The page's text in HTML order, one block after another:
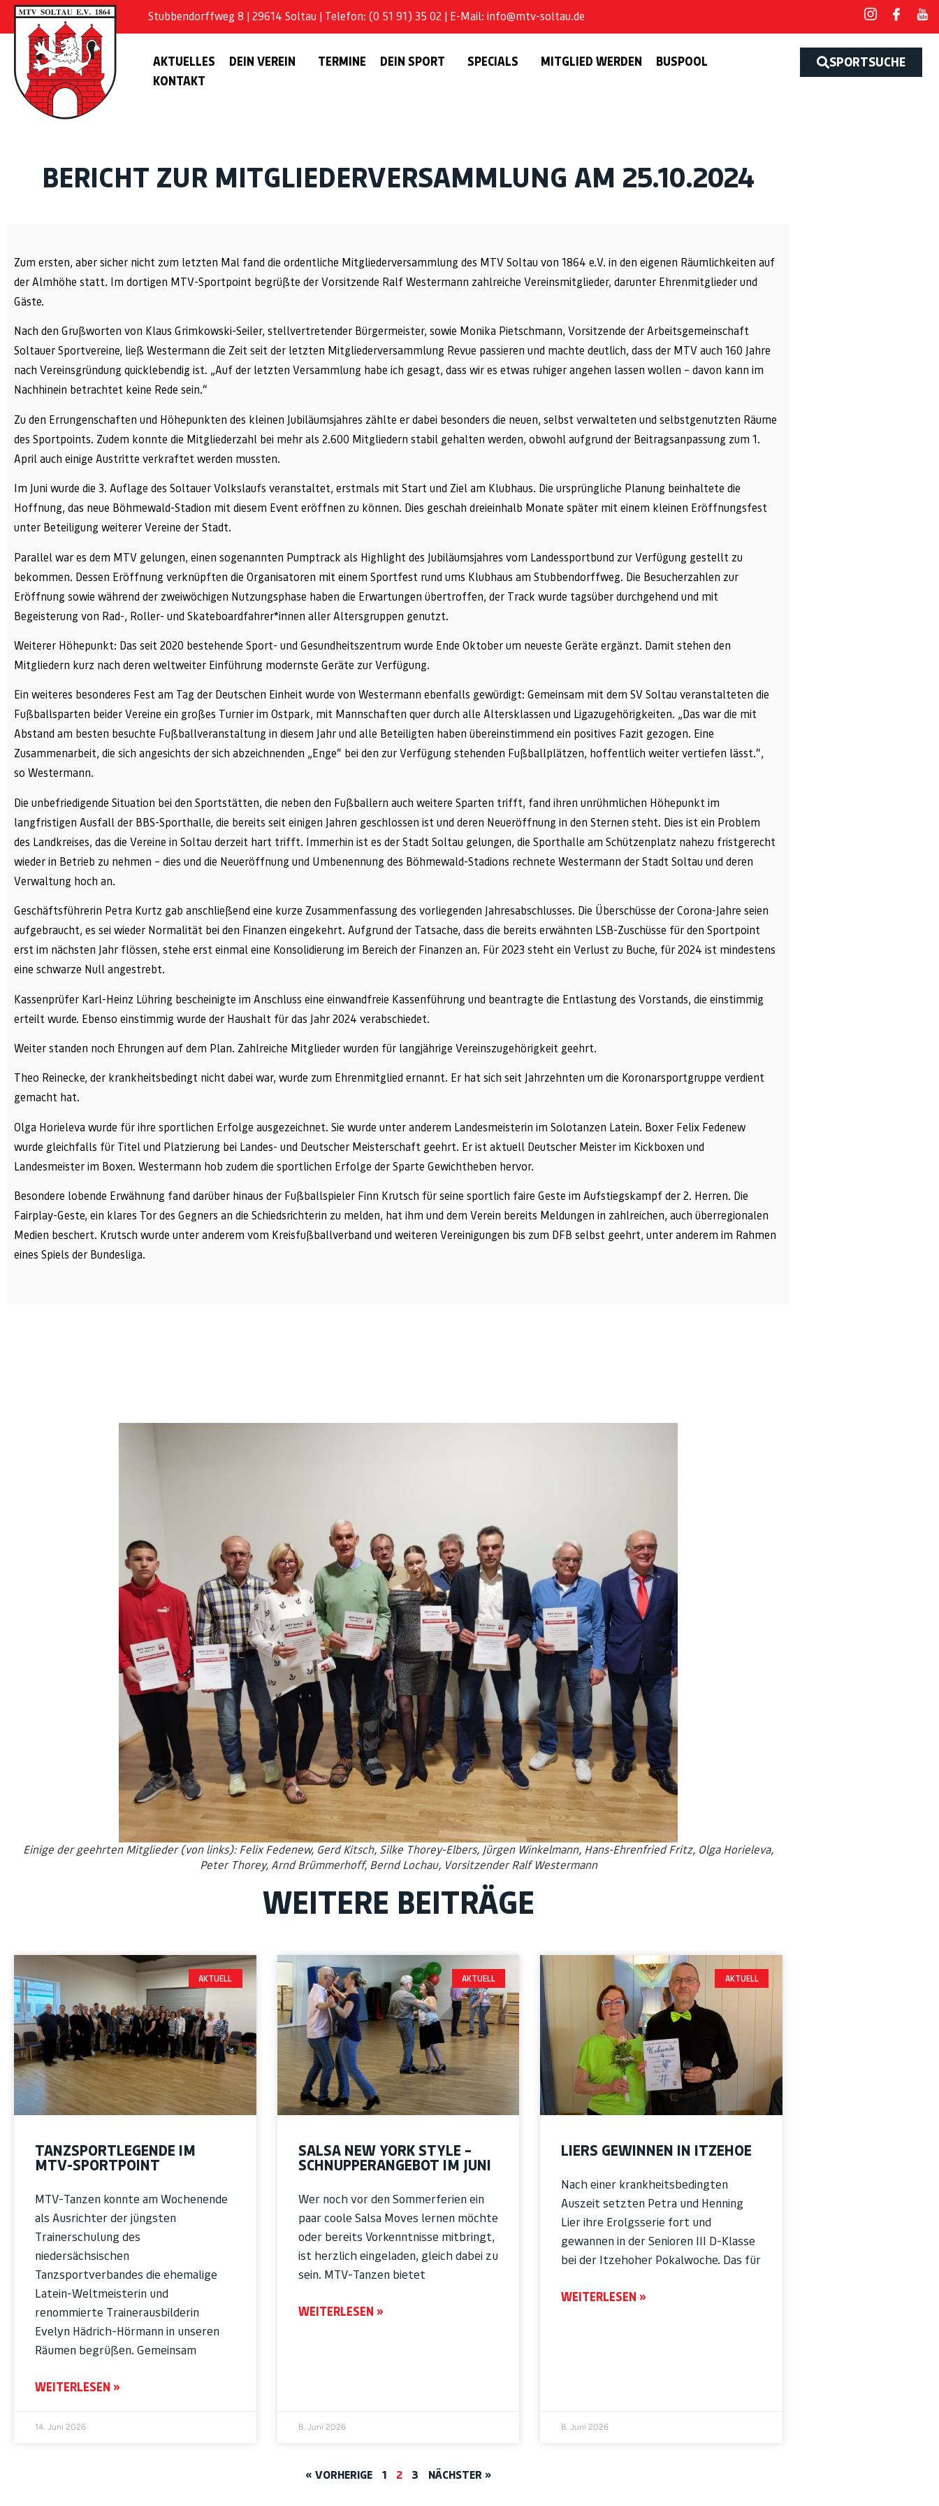
Stubbendorffweg 8 | 29614 Soltau | Telefon: (0 51 91) 35 02 | E-Mail: info@mtv-soltau.de
AKTUELLES DEIN VEREIN TERMINE DEIN SPORT SPECIALS MITGLIED WERDEN
BUSPOOL
KONTAKT
SPORTSUCHE
BERICHT ZUR MITGLIEDERVERSAMMLUNG AM 25.10.2024
Zum ersten, aber sicher nicht zum letzten Mal fand die ordentliche Mitgliederversammlung des MTV Soltau von 1864 e.V. in den eigenen Räumlichkeiten auf
der Almhöhe statt. Im dortigen MTV-Sportpoint begrüßte der Vorsitzende Ralf Westermann zahlreiche Vereinsmitglieder, darunter Ehrenmitglieder und
Gäste.
Nach den Grußworten von Klaus Grimkowski-Seiler, stellvertretender Bürgermeister, sowie Monika Pietschmann, Vorsitzende der Arbeitsgemeinschaft
Soltauer Sportvereine, ließ Westermann die Zeit seit der letzten Mitgliederversammlung Revue passieren und machte deutlich, dass der MTV auch 160 Jahre
nach Vereinsgründung quicklebendig ist. „Auf der letzten Versammlung habe ich gesagt, dass wir es etwas ruhiger angehen lassen wollen – davon kann im
Nachhinein betrachtet keine Rede sein.“
Zu den Errungenschaften und Höhepunkten des kleinen Jubiläumsjahres zählte er dabei besonders die neuen, selbst verwalteten und selbstgenutzten Räume
des Sportpoints. Zudem konnte die Mitgliederzahl bei mehr als 2.600 Mitgliedern stabil gehalten werden, obwohl aufgrund der Beitragsanpassung zum 1.
April auch einige Austritte verkraftet werden mussten.
Im Juni wurde die 3. Auflage des Soltauer Volkslaufs veranstaltet, erstmals mit Start und Ziel am Klubhaus. Die ursprüngliche Planung beinhaltete die
Hoffnung, das neue Böhmewald-Stadion mit diesem Event eröffnen zu können. Dies geschah dreieinhalb Monate später mit einem kleinen Eröffnungsfest
unter Beteiligung weiterer Vereine der Stadt.
Parallel war es dem MTV gelungen, einen sogenannten Pumptrack als Highlight des Jubiläumsjahres vom Landessportbund zur Verfügung gestellt zu
bekommen. Dessen Eröffnung verknüpften die Organisatoren mit einem Sportfest rund ums Klubhaus am Stubbendorffweg. Die Besucherzahlen zur
Eröffnung sowie während der zweiwöchigen Nutzungsphase haben die Erwartungen übertroffen, der Track wurde tagsüber durchgehend und mit
Begeisterung von Rad-, Roller- und Skateboardfahrer*innen aller Altersgruppen genutzt.
Weiterer Höhepunkt: Das seit 2020 bestehende Sport- und Gesundheitszentrum wurde Ende Oktober um neueste Geräte ergänzt. Damit stehen den
Mitgliedern kurz nach deren weltweiter Einführung modernste Geräte zur Verfügung.
Ein weiteres besonderes Fest am Tag der Deutschen Einheit wurde von Westermann ebenfalls gewürdigt: Gemeinsam mit dem SV Soltau veranstalteten die
Fußballsparten beider Vereine ein großes Turnier im Ostpark, mit Mannschaften quer durch alle Altersklassen und Ligazugehörigkeiten. „Das war die mit
Abstand am besten besuchte Fußballveranstaltung in diesem Jahr und alle Beteiligten haben übereinstimmend ein positives Fazit gezogen. Eine
Zusammenarbeit, die sich angesichts der sich abzeichnenden „Enge“ bei den zur Verfügung stehenden Fußballplätzen, hoffentlich weiter vertiefen lässt.“,
so Westermann.
Die unbefriedigende Situation bei den Sportstätten, die neben den Fußballern auch weitere Sparten trifft, fand ihren unrühmlichen Höhepunkt im
langfristigen Ausfall der BBS-Sporthalle, die bereits seit einigen Jahren geschlossen ist und deren Neueröffnung in den Sternen steht. Dies ist ein Problem
des Landkreises, das die Vereine in Soltau derzeit hart trifft. Immerhin ist es der Stadt Soltau gelungen, die Sporthalle am Schützenplatz nahezu fristgerecht
wieder in Betrieb zu nehmen – dies und die Neueröffnung und Umbenennung des Böhmewald-Stadions rechnete Westermann der Stadt Soltau und deren
Verwaltung hoch an.
Geschäftsführerin Petra Kurtz gab anschließend eine kurze Zusammenfassung des vorliegenden Jahresabschlusses. Die Überschüsse der Corona-Jahre seien
aufgebraucht, es sei wieder Normalität bei den Finanzen eingekehrt. Aufgrund der Tatsache, dass die bereits erwähnten LSB-Zuschüsse für den Sportpoint
erst im nächsten Jahr flössen, stehe erst einmal eine Konsolidierung im Bereich der Finanzen an. Für 2023 steht ein Verlust zu Buche, für 2024 ist mindestens
eine schwarze Null angestrebt.
Kassenprüfer Karl-Heinz Lühring bescheinigte im Anschluss eine einwandfreie Kassenführung und beantragte die Entlastung des Vorstands, die einstimmig
erteilt wurde. Ebenso einstimmig wurde der Haushalt für das Jahr 2024 verabschiedet.
Weiter standen noch Ehrungen auf dem Plan. Zahlreiche Mitglieder wurden für langjährige Vereinszugehörigkeit geehrt.
Theo Reinecke, der krankheitsbedingt nicht dabei war, wurde zum Ehrenmitglied ernannt. Er hat sich seit Jahrzehnten um die Koronarsportgruppe verdient
gemacht hat.
Olga Horieleva wurde für ihre sportlichen Erfolge ausgezeichnet. Sie wurde unter anderem Landesmeisterin im Solotanzen Latein. Boxer Felix Fedenew
wurde gleichfalls für Titel und Platzierung bei Landes- und Deutscher Meisterschaft geehrt. Er ist aktuell Deutscher Meister im Kickboxen und
Landesmeister im Boxen. Westermann hob zudem die sportlichen Erfolge der Sparte Gewichtheben hervor.
Besondere lobende Erwähnung fand darüber hinaus der Fußballspieler Finn Krutsch für seine sportlich faire Geste im Aufstiegskampf der 2. Herren. Die
Fairplay-Geste, ein klares Tor des Gegners an die Schiedsrichterin zu melden, hat ihm und dem Verein bereits Meldungen in zahlreichen, auch überregionalen
Medien beschert. Krutsch wurde unter anderem vom Kreisfußballverband und weiteren Vereinigungen bis zum DFB selbst geehrt, unter anderem im Rahmen
eines Spiels der Bundesliga.
Einige der geehrten Mitglieder (von links): Felix Fedenew, Gerd Kitsch, Silke Thorey-Elbers, Jürgen Winkelmann, Hans-Ehrenfried Fritz, Olga Horieleva,
Peter Thorey, Arnd Brümmerhoff, Bernd Lochau, Vorsitzender Ralf Westermann
WEITERE BEITRÄGE
AKTUELL
TANZSPORTLEGENDE IM
MTV-SPORTPOINT
MTV-Tanzen konnte am Wochenende
als Ausrichter der jüngsten
Trainerschulung des
niedersächsischen
Tanzsportverbandes die ehemalige
Latein-Weltmeisterin und
renommierte Trainerausbilderin
Evelyn Hädrich-Hörmann in unseren
Räumen begrüßen. Gemeinsam
WEITERLESEN »
14. Juni 2026
AKTUELL
SALSA NEW YORK STYLE –
SCHNUPPERANGEBOT IM JUNI
Wer noch vor den Sommerferien ein
paar coole Salsa Moves lernen möchte
oder bereits Vorkenntnisse mitbringt,
ist herzlich eingeladen, gleich dabei zu
sein. MTV-Tanzen bietet
WEITERLESEN »
8. Juni 2026
AKTUELL
LIERS GEWINNEN IN ITZEHOE
Nach einer krankheitsbedingten
Auszeit setzten Petra und Henning
Lier ihre Erolgsserie fort und
gewannen in der Senioren III D-Klasse
bei der Itzehoher Pokalwoche. Das für
WEITERLESEN »
8. Juni 2026
« VORHERIGE 1 2 3 NÄCHSTER »